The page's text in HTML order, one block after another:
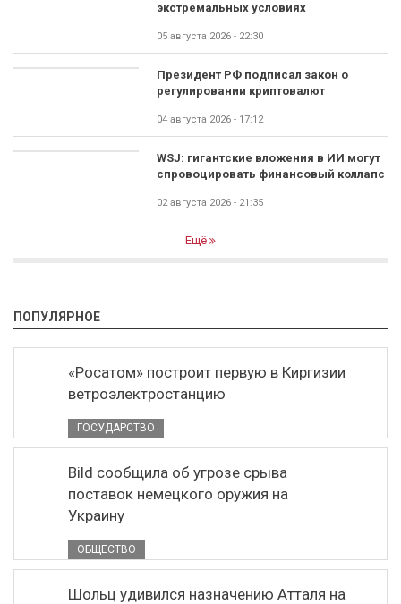
экстремальных условиях
05 августа 2026 - 22:30
Президент РФ подписал закон о
регулировании криптовалют
04 августа 2026 - 17:12
WSJ: гигантские вложения в ИИ могут
спровоцировать финансовый коллапс
02 августа 2026 - 21:35
Ещё
ПОПУЛЯРНОЕ
«Росатом» построит первую в Киргизии
ветроэлектростанцию
ГОСУДАРСТВО
Bild сообщила об угрозе срыва
поставок немецкого оружия на
Украину
ОБЩЕСТВО
Шольц удивился назначению Атталя на